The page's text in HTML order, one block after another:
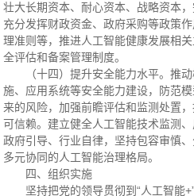
壮大长期资本、耐心资本、战略资本
充分发挥财政资金、政府采购等政策
理准则等，推进人工智能健康发展相
全评估和备案管理制度。
（十四）提升安全能力水平。推
施、应用系统等安全能力建设，防范
来的风险，加强前瞻评估和监测处置
可信赖。建立健全人工智能技术监测
政府引导、行业自律，坚持包容审慎
多元协同的人工智能治理格局。
四、组织实施
坚持把党的领导贯彻到“人工智能